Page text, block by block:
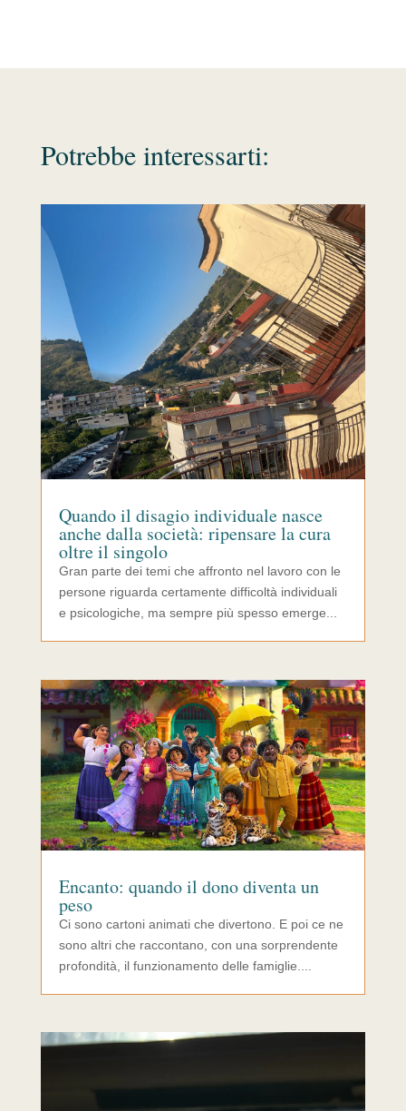
Potrebbe interessarti:
Quando il disagio individuale nasce
anche dalla società: ripensare la cura
oltre il singolo
Gran parte dei temi che affronto nel lavoro con le
persone riguarda certamente difficoltà individuali
e psicologiche, ma sempre più spesso emerge...
Encanto: quando il dono diventa un
peso
Ci sono cartoni animati che divertono. E poi ce ne
sono altri che raccontano, con una sorprendente
profondità, il funzionamento delle famiglie....